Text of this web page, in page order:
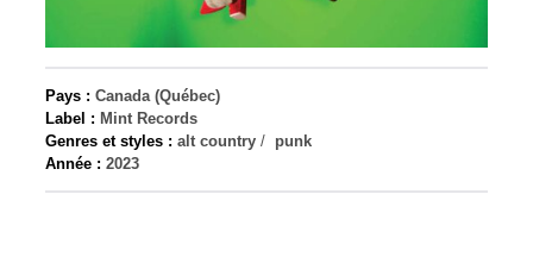
Pays : Canada (Québec)
Label : Mint Records
Genres et styles : alt country / punk
Année : 2023